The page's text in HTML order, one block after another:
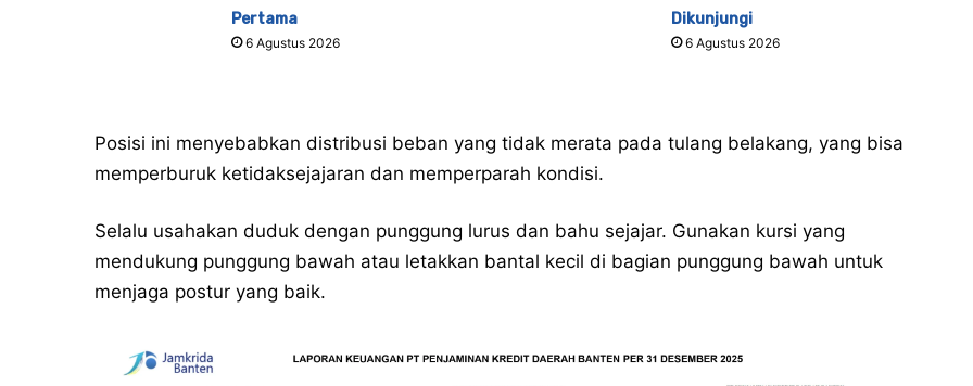
Pertama
6 Agustus 2026
Dikunjungi
6 Agustus 2026
Posisi ini menyebabkan distribusi beban yang tidak merata pada tulang belakang, yang bisa
memperburuk ketidaksejajaran dan memperparah kondisi.
Selalu usahakan duduk dengan punggung lurus dan bahu sejajar. Gunakan kursi yang
mendukung punggung bawah atau letakkan bantal kecil di bagian punggung bawah untuk
menjaga postur yang baik.